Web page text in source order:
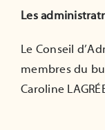
Les
Le Conseil
membres du
Caroline